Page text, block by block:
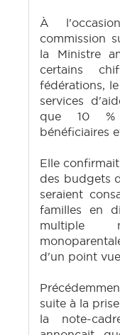
À
commission
la Ministre
certains
fédérations,
services
que 10 %
bénéficiaires
Elle
des budgets
seraient
familles en
multiple
d'un point
suite à la
la note-